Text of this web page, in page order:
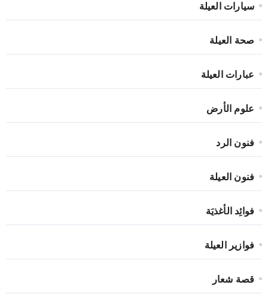
سيارات العيلة
صحة العيلة
عبارات العيلة
علوم الأرض
فنون الرد
فنون العيلة
فوائِد الأغذيَة
فوازير العيلة
قصة شعار